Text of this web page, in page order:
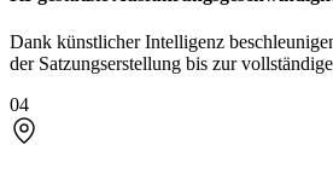
Dank künstlicher Intelligenz
der Satzungserstellung bis zur
04